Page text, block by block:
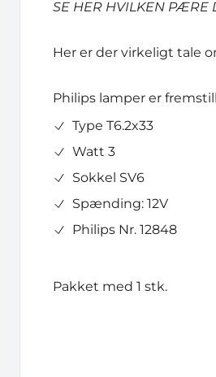
SE HER HVILKEN PÆRE
Her er der virkeligt tale
Philips lamper er
Type T6.2x33
Watt 3
Sokkel SV6
Spænding: 12V
Philips Nr. 12848
Pakket med 1 stk.